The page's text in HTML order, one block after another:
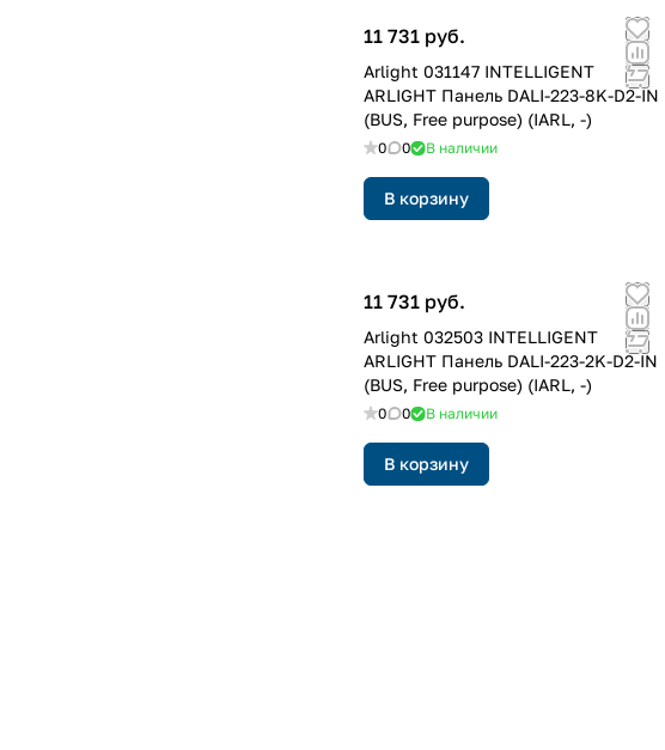
11 731 руб.
Arlight 031147 INTELLIGENT
ARLIGHT Панель DALI-223-8K-D2-IN
(BUS, Free purpose) (IARL, -)
0 0 В наличии
В корзину
11 731 руб.
Arlight 032503 INTELLIGENT
ARLIGHT Панель DALI-223-2K-D2-IN
(BUS, Free purpose) (IARL, -)
0 0 В наличии
В корзину